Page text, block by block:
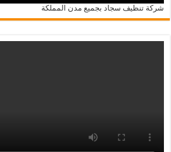
شركة تنظيف سجاد بجميع مدن المملكة